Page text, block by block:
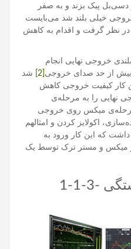
پیک بزند و به صفر
خیلی بلند شد می‌بایست
در نظر گرفت و اقدام به کاهش
خروجی نهایی انجام
بیش از حد صدای خروجی
شد
کار کیفیت خروجی کاهش
نهایی را به مرحله‌ی
مرحله‌ی میکس روی خروجی
اکولایز کردن و امثالهم
داشت که این کار ورود به
میکس و مستر ترک توسط یک
1-1-3- میکس در هنگام خستگی